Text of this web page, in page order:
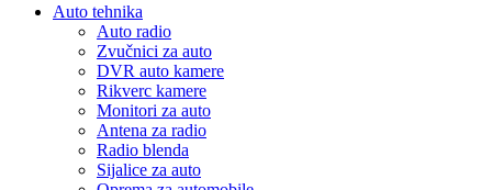
Auto tehnika
Auto radio
Zvučnici za auto
DVR auto kamere
Rikverc kamere
Monitori za auto
Antena za radio
Radio blenda
Sijalice za auto